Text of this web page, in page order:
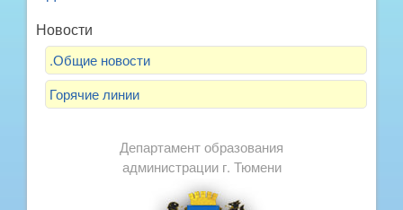
Новости
.Общие новости
Горячие линии
Департамент образования
администрации г. Тюмени